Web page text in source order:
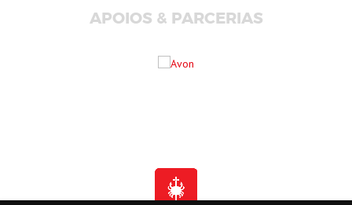
APOIOS & PARCERIAS